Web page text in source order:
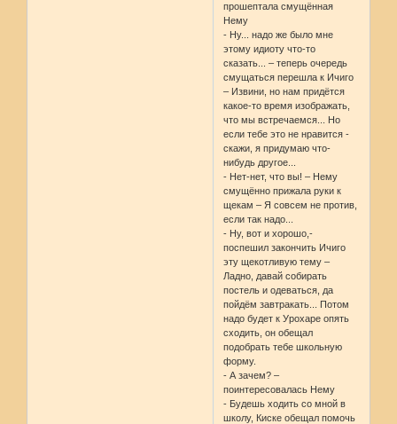
прошептала смущённая
Нему
- Ну... надо же было мне
этому идиоту что-то
сказать... – теперь очередь
смущаться перешла к Ичиго
– Извини, но нам придётся
какое-то время изображать,
что мы встречаемся... Но
если тебе это не нравится -
скажи, я придумаю что-
нибудь другое...
- Нет-нет, что вы! – Нему
смущённо прижала руки к
щекам – Я совсем не против,
если так надо...
- Ну, вот и хорошо,-
поспешил закончить Ичиго
эту щекотливую тему –
Ладно, давай собирать
постель и одеваться, да
пойдём завтракать... Потом
надо будет к Урохаре опять
сходить, он обещал
подобрать тебе школьную
форму.
- А зачем? –
поинтересовалась Нему
- Будешь ходить со мной в
школу, Киске обещал помочь